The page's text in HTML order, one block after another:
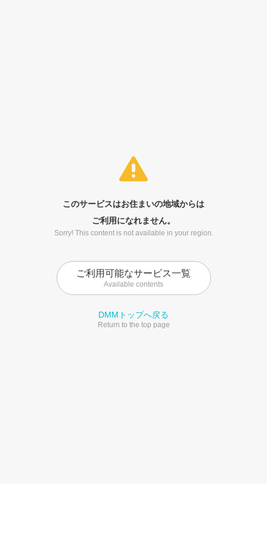
このサービスはお住まいの地域からは
ご利用になれません。
Sorry! This content is not available in your region.
ご利用可能なサービス一覧
Available contents
DMMトップへ戻る
Return to the top page